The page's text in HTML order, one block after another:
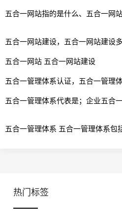
五合一网站指的是什么、五合一网
五合一网站建设，五合一网站建设
五合一网站 五合一网站建设
五合一管理体系认证，五合一管理
五合一管理体系代表是；企业五合
五合一管理体系 五合一管理体系包
热门标签